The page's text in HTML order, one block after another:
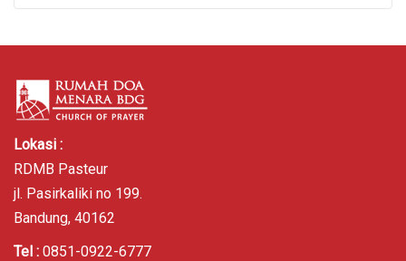
Lokasi :
RDMB Pasteur
jl. Pasirkaliki no 199.
Bandung, 40162
Tel : 0851-0922-6777